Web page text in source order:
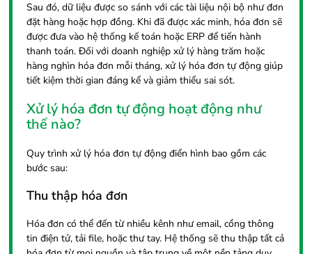
Sau đó, dữ liệu được so sánh với các tài liệu nội bộ như đơn
đặt hàng hoặc hợp đồng. Khi đã được xác minh, hóa đơn sẽ
được đưa vào hệ thống kế toán hoặc ERP để tiến hành
thanh toán. Đối với doanh nghiệp xử lý hàng trăm hoặc
hàng nghìn hóa đơn mỗi tháng, xử lý hóa đơn tự động giúp
tiết kiệm thời gian đáng kể và giảm thiểu sai sót.
Xử lý hóa đơn tự động hoạt động như
thế nào?
Quy trình xử lý hóa đơn tự động điển hình bao gồm các
bước sau:
Thu thập hóa đơn
Hóa đơn có thể đến từ nhiều kênh như email, cổng thông
tin điện tử, tải file, hoặc thư tay. Hệ thống sẽ thu thập tất cả